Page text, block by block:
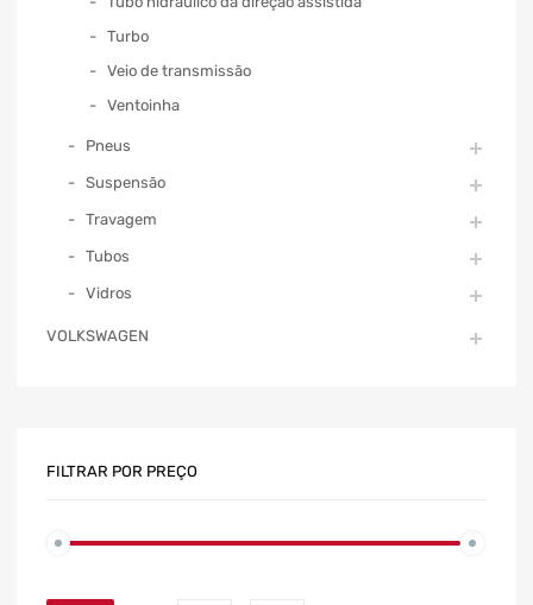
Turbo
Veio de transmissão
Ventoinha
Pneus
Suspensão
Travagem
Tubos
Vidros
VOLKSWAGEN
FILTRAR POR PREÇO